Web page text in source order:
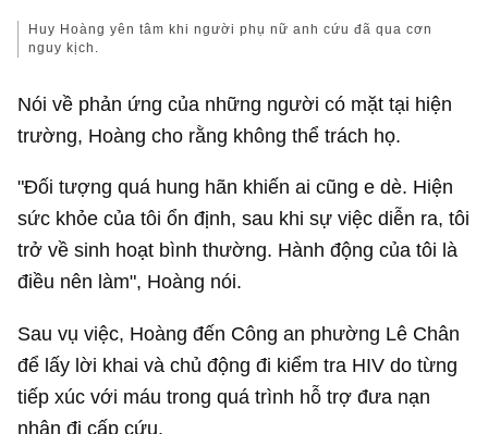
Huy Hoàng yên tâm khi người phụ nữ anh cứu đã qua cơn
nguy kịch.
Nói về phản ứng của những người có mặt tại hiện
trường, Hoàng cho rằng không thể trách họ.
"Đối tượng quá hung hãn khiến ai cũng e dè. Hiện
sức khỏe của tôi ổn định, sau khi sự việc diễn ra, tôi
trở về sinh hoạt bình thường. Hành động của tôi là
điều nên làm", Hoàng nói.
Sau vụ việc, Hoàng đến Công an phường Lê Chân
để lấy lời khai và chủ động đi kiểm tra HIV do từng
tiếp xúc với máu trong quá trình hỗ trợ đưa nạn
nhân đi cấp cứu.